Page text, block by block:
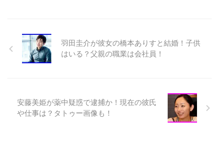
羽田圭介が彼女の橋本ありすと結婚！子供
はいる？父親の職業は会社員！
安藤美姫が薬中疑惑で逮捕か！現在の彼氏
や仕事は？タトゥー画像も！